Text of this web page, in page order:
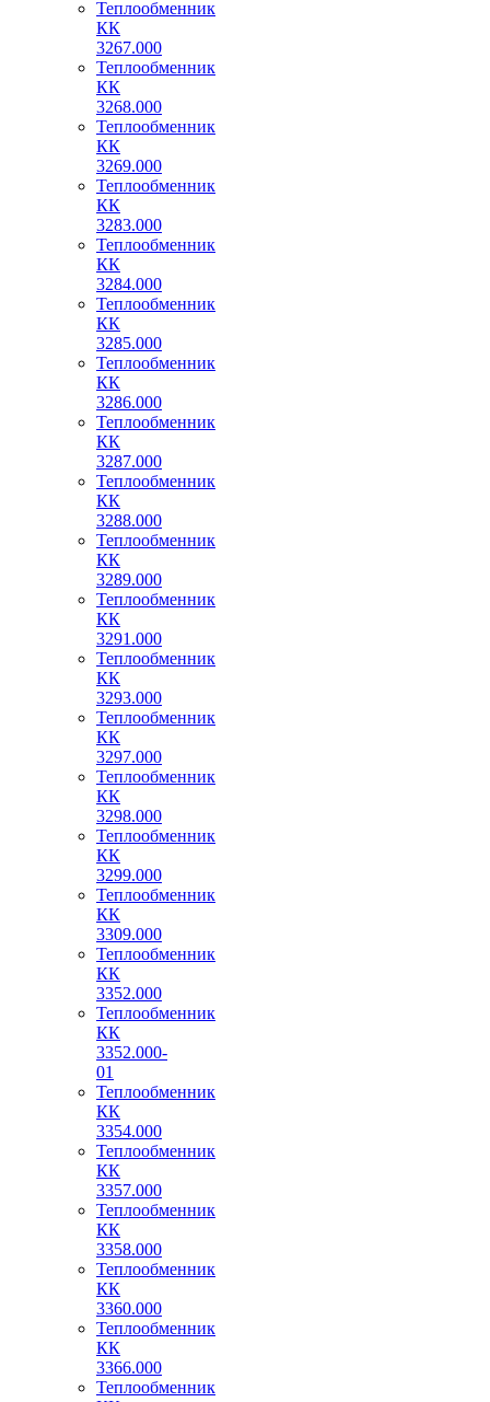
Теплообменник
КК
3267.000
Теплообменник
КК
3268.000
Теплообменник
КК
3269.000
Теплообменник
КК
3283.000
Теплообменник
КК
3284.000
Теплообменник
КК
3285.000
Теплообменник
КК
3286.000
Теплообменник
КК
3287.000
Теплообменник
КК
3288.000
Теплообменник
КК
3289.000
Теплообменник
КК
3291.000
Теплообменник
КК
3293.000
Теплообменник
КК
3297.000
Теплообменник
КК
3298.000
Теплообменник
КК
3299.000
Теплообменник
КК
3309.000
Теплообменник
КК
3352.000
Теплообменник
КК
3352.000-
01
Теплообменник
КК
3354.000
Теплообменник
КК
3357.000
Теплообменник
КК
3358.000
Теплообменник
КК
3360.000
Теплообменник
КК
3366.000
Теплообменник